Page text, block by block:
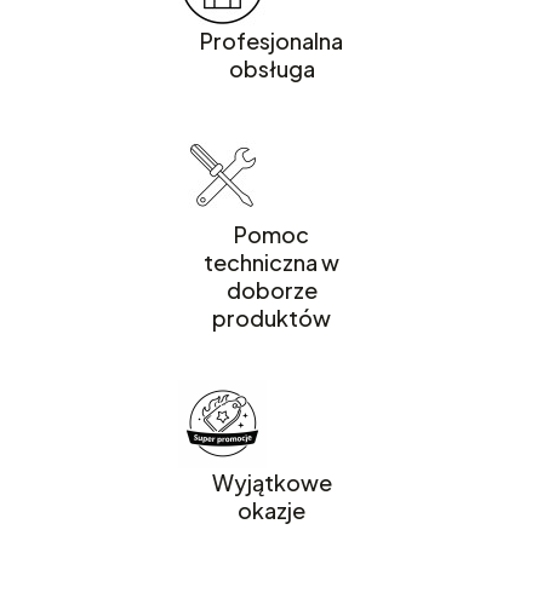
Profesjonalna
obsługa
Pomoc
techniczna w
doborze
produktów
Wyjątkowe
okazje